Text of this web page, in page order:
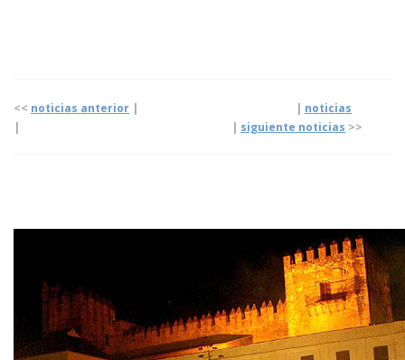
<< noticias anterior
noticias
siguiente noticias >>